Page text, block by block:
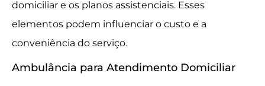
domiciliar e os planos assistenciais. Esses
elementos podem influenciar o custo e a
conveniência do serviço.
Ambulância para Atendimento Domiciliar